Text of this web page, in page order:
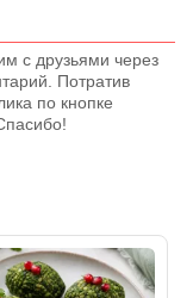
с друзьями через
Потратив
по кнопке